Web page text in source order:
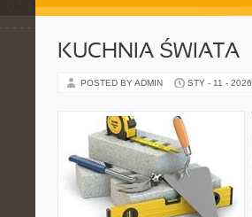
KUCHNIA ŚWIATA
POSTED BY ADMIN STY - 11 - 2026